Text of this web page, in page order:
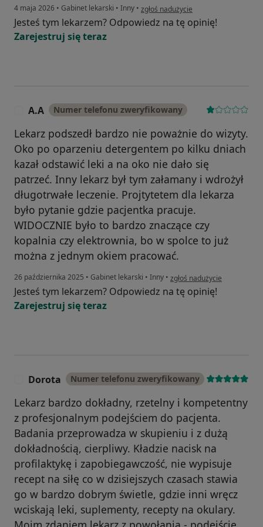
4 maja 2026 • Gabinet lekarski • Inny • w opinii użytkownika Piotr
zgłoś nadużycie
Jesteś tym lekarzem? Odpowiedz na tę opinię!
Zarejestruj się teraz
A.A Numer telefonu zweryfikowany
Lekarz podszedł bardzo nie poważnie do wizyty.
Oko po oparzeniu detergentem po kilku dniach
kazał odstawić leki a na oko nie dało się
patrzeć. Inny lekarz był tym załamany i wdrożył
długotrwałe leczenie. Projtytetem dla lekarza
było pytanie gdzie pacjentka pracuje.
WIDOCZNIE było to bardzo znaczące czy
kopalnia czy elektrownia, bo w spolce to już
można z jednym okiem pracować.
26 października 2025 • Gabinet lekarski • Inny • w opinii użytkownika A.A
zgłoś nadużycie
Jesteś tym lekarzem? Odpowiedz na tę opinię!
Zarejestruj się teraz
Dorota Numer telefonu zweryfikowany
Lekarz bardzo dokładny, rzetelny i kompetentny
z profesjonalnym podejściem do pacjenta.
Badania przeprowadza w skupieniu i z dużą
dokładnością, cierpliwy. Kładzie nacisk na
profilaktykę i zapobiegawczość, nie wypisuje
recept na siłę co w dzisiejszych czasach stawia
go w bardzo dobrym świetle, gdzie inni wręcz
wciskają leki, suplementy, recepty na okulary.